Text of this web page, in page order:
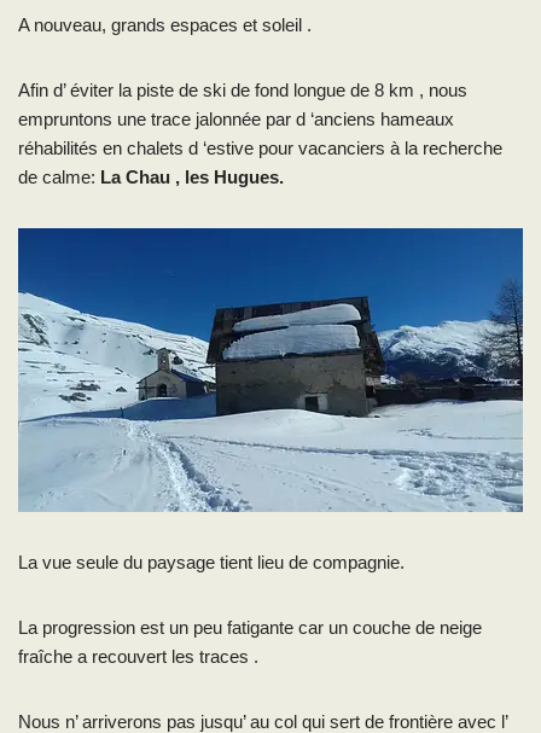
A nouveau, grands espaces et soleil .
Afin d’ éviter la piste de ski de fond longue de 8 km , nous
empruntons une trace jalonnée par d ‘anciens hameaux
réhabilités en chalets d ‘estive pour vacanciers à la recherche
de calme: La Chau , les Hugues.
La vue seule du paysage tient lieu de compagnie.
La progression est un peu fatigante car un couche de neige
fraîche a recouvert les traces .
Nous n’ arriverons pas jusqu’ au col qui sert de frontière avec l’